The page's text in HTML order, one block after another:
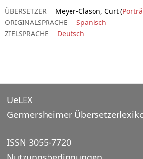
ÜBERSETZER Meyer-Clason, Curt (
ORIGINALSPRACHE
Spanisch
ZIELSPRACHE
Deutsch
UeLEX
Germersheimer
ISSN 3055-7720